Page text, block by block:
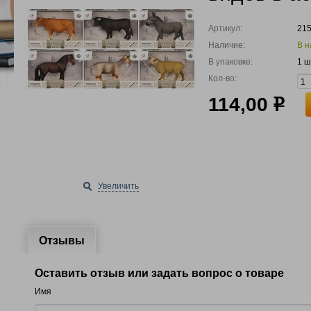
Увеличить
Артикул:
Наличие:
В
В упаковке:
1
Кол-во:
114,00 р
Отзывы
Оставить отзыв или задать вопрос о товаре
Имя